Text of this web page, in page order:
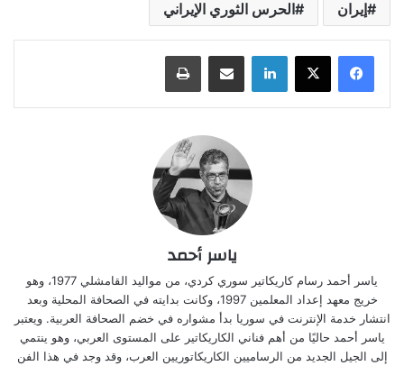
إيران الحرس الثوري الإيراني
لينكدإن مشاركة عبر البريد طباعة
ياسر أحمد
ياسر أحمد رسام كاريكاتير سوري كردي، من مواليد القامشلي 1977، وهو
خريج معهد إعداد المعلمين 1997، وكانت بدايته في الصحافة المحلية وبعد
انتشار خدمة الإنترنت في سوريا بدأ مشواره في خضم الصحافة العربية. ويعتبر
ياسر أحمد حاليًا من أهم فناني الكاريكاتير على المستوى العربي، وهو ينتمي
إلى الجيل الجديد من الرساميين الكاريكاتوريين العرب، وقد وجد في هذا الفن